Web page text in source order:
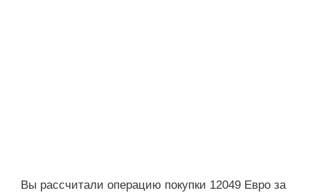
Вы рассчитали операцию покупки 12049 Евро за